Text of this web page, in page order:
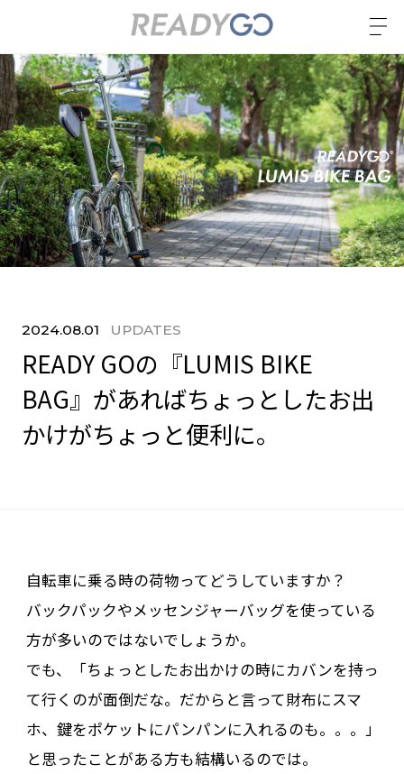
2024.08.01 UPDATES
READY GOの『LUMIS BIKE
BAG』があればちょっとしたお出
かけがちょっと便利に。
自転車に乗る時の荷物ってどうしていますか？
バックパックやメッセンジャーバッグを使っている
方が多いのではないでしょうか。
でも、「ちょっとしたお出かけの時にカバンを持っ
て行くのが面倒だな。だからと言って財布にスマ
ホ、鍵をポケットにパンパンに入れるのも。。。」
と思ったことがある方も結構いるのでは。